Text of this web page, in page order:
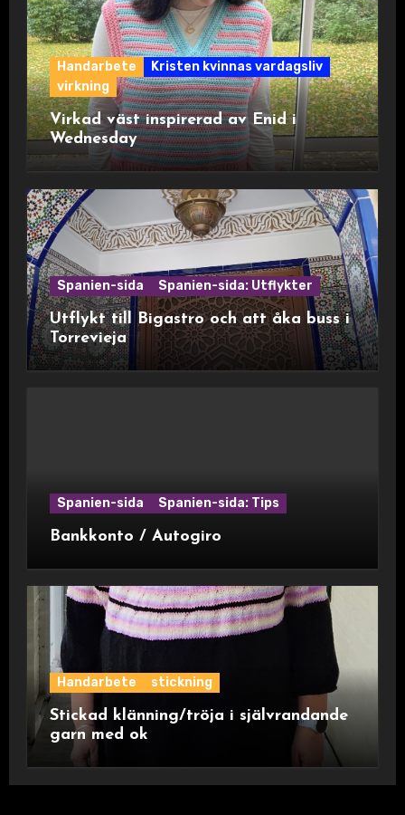
Handarbete
Kristen kvinnas vardagsliv
virkning
Virkad väst inspirerad av Enid i
Wednesday
Spanien-sida Spanien-sida: Utflykter
Utflykt till Bigastro och att åka buss i
Torrevieja
Spanien-sida Spanien-sida: Tips
Bankkonto / Autogiro
Handarbete stickning
Stickad klänning/tröja i självrandande
garn med ok